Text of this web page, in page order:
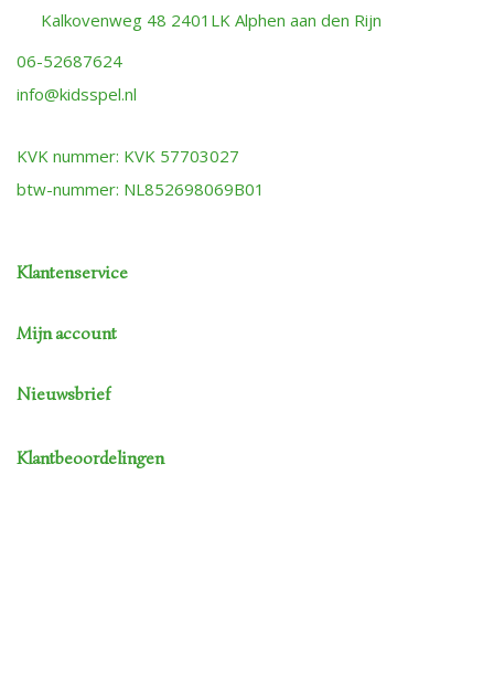
Kalkovenweg 48 2401LK Alphen aan den Rijn
06-52687624
info@kidsspel.nl
KVK nummer: KVK 57703027
btw-nummer: NL852698069B01
Klantenservice
Mijn account
Nieuwsbrief
Klantbeoordelingen